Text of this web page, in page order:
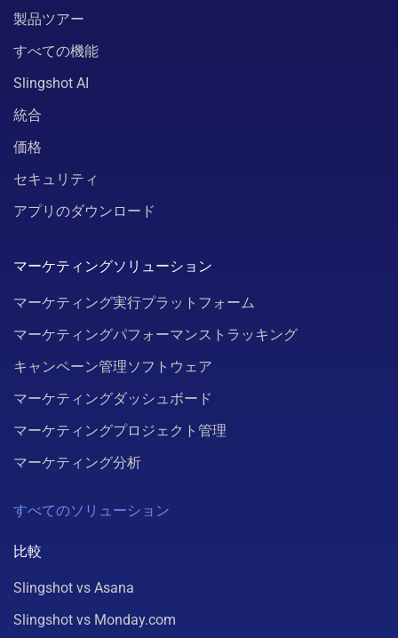
製品ツアー
すべての機能
Slingshot AI
統合
価格
セキュリティ
アプリのダウンロード
マーケティングソリューション
マーケティング実行プラットフォーム
マーケティングパフォーマンストラッキング
キャンペーン管理ソフトウェア
マーケティングダッシュボード
マーケティングプロジェクト管理
マーケティング分析
すべてのソリューション
比較
Slingshot vs Asana
Slingshot vs Monday.com